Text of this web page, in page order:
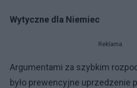
Wytyczne dla Niemiec
Reklama
Argumentami za szybkim
było prewencyjne uprzedzenie